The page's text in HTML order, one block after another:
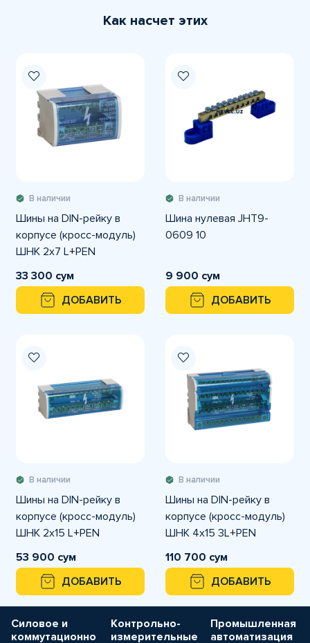
Как насчет этих
В наличии
Шины на DIN-рейку в
корпусе (кросс-модуль)
ШНК 2х7 L+PEN
33 300 сум
ДОБАВИТЬ
В наличии
Шина нулевая JHT9-
0609 10
9 900 сум
ДОБАВИТЬ
В наличии
Шины на DIN-рейку в
корпусе (кросс-модуль)
ШНК 2х15 L+PEN
53 900 сум
ДОБАВИТЬ
В наличии
Шины на DIN-рейку в
корпусе (кросс-модуль)
ШНК 4х15 3L+PEN
110 700 сум
ДОБАВИТЬ
Силовое и
коммутационно
Контрольно-
измерительные
Промышленная
автоматизация